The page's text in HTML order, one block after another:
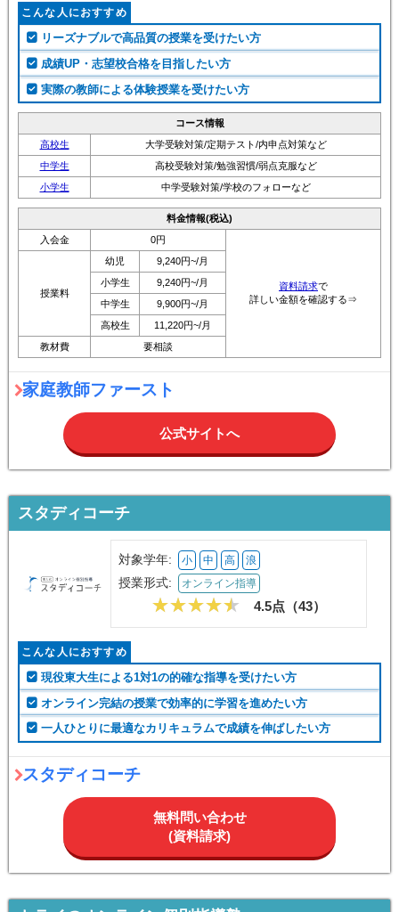
こんな人におすすめ
リーズナブルで高品質の授業を受けたい方
成績UP・志望校合格を目指したい方
実際の教師による体験授業を受けたい方
コース情報
高校生
大学受験対策/定期テスト/内申点対策など
中学生
高校受験対策/勉強習慣/弱点克服など
小学生
中学受験対策/学校のフォローなど
料金情報(税込)
入会金
0円
資料請求で
詳しい金額を確認する⇒
授業料
幼児
9,240円~/月
小学生
9,240円~/月
中学生
9,900円~/月
高校生
11,220円~/月
教材費
要相談
家庭教師ファースト
公式サイトへ
スタディコーチ
対象学年: 小 中 高 浪
授業形式: オンライン指導
4.5点（43）
こんな人におすすめ
現役東大生による1対1の的確な指導を受けたい方
オンライン完結の授業で効率的に学習を進めたい方
一人ひとりに最適なカリキュラムで成績を伸ばしたい方
スタディコーチ
無料問い合わせ
(資料請求)